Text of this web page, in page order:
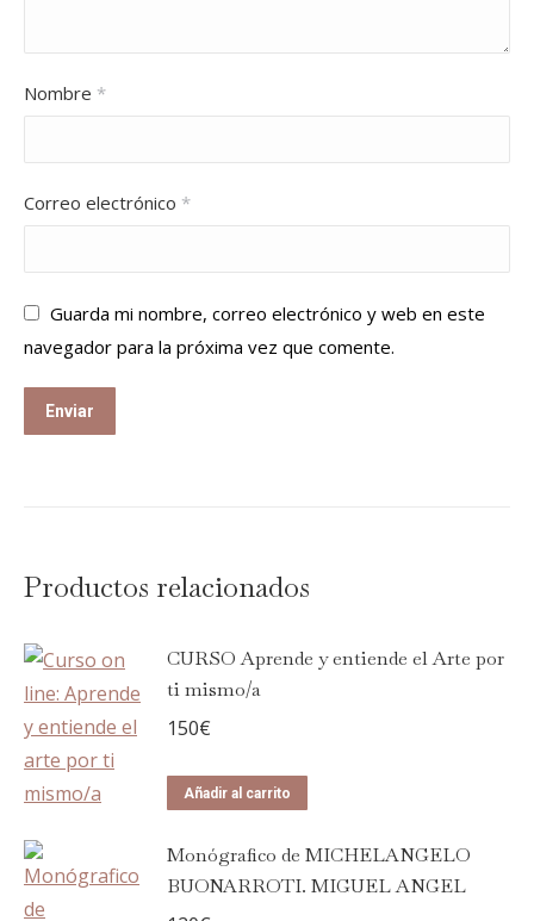
Nombre *
Correo electrónico *
Guarda mi nombre, correo electrónico y web en este
navegador para la próxima vez que comente.
Productos relacionados
CURSO Aprende y entiende el Arte por
ti mismo/a
150€
Añadir al carrito
Monógrafico de MICHELANGELO
BUONARROTI. MIGUEL ANGEL